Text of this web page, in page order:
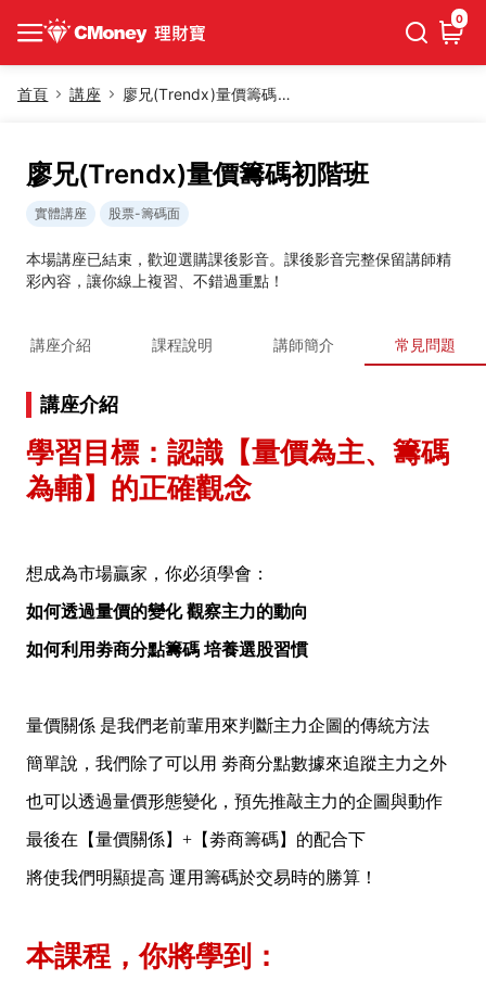
0
首頁 講座 廖兄(Trendx)量價籌碼初階班
廖兄(Trendx)量價籌碼初階班
實體講座 股票-籌碼面
本場講座已結束，歡迎選購課後影音。課後影音完整保留講師精
彩內容，讓你線上複習、不錯過重點！
講座介紹 課程說明 講師簡介 常見問題
講座介紹
學習目標：認識【量價為主、籌碼
為輔】的正確觀念
想成為市場贏家，你必須學會：
如何透過量價的變化 觀察主力的動向
如何利用劵商分點籌碼 培養選股習慣
量價關係 是我們老前輩用來判斷主力企圖的傳統方法
簡單說，我們除了可以用 劵商分點數據來追蹤主力之外
也可以透過量價形態變化，預先推敲主力的企圖與動作
最後在【量價關係】+【劵商籌碼】的配合下
將使我們明顯提高 運用籌碼於交易時的勝算！
本課程，你將學到：